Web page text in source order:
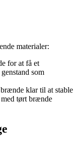
materialer:
for at få et
som
klar til at stable
tørt brænde